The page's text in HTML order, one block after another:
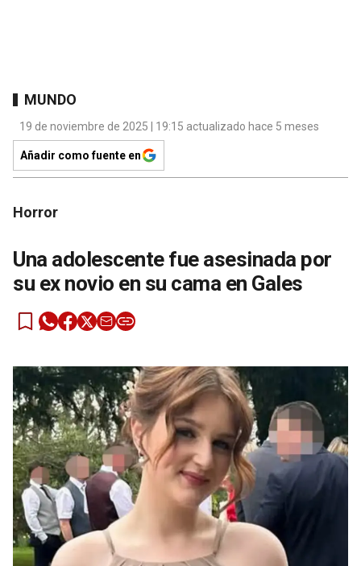
MUNDO
19 de noviembre de 2025 | 19:15 actualizado hace 5 meses
Añadir como fuente en
Horror
Una adolescente fue asesinada por
su ex novio en su cama en Gales